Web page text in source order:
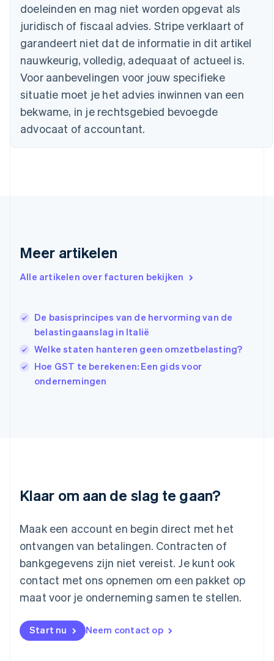
doeleinden en mag niet worden opgevat als
juridisch of fiscaal advies. Stripe verklaart of
garandeert niet dat de informatie in dit artikel
nauwkeurig, volledig, adequaat of actueel is.
Voor aanbevelingen voor jouw specifieke
situatie moet je het advies inwinnen van een
bekwame, in je rechtsgebied bevoegde
advocaat of accountant.
Meer artikelen
Alle artikelen over facturen bekijken
De basisprincipes van de hervorming van de
belastingaanslag in Italië
Welke staten hanteren geen omzetbelasting?
Hoe GST te berekenen: Een gids voor
ondernemingen
Klaar om aan de slag te gaan?
Maak een account en begin direct met het
ontvangen van betalingen. Contracten of
bankgegevens zijn niet vereist. Je kunt ook
contact met ons opnemen om een pakket op
maat voor je onderneming samen te stellen.
Start nu Neem contact op
Brazilië
Bulgarije
English
Canada
EnglishFrançais
Cyprus
English
English
Duitsland
Griekenland
Hongarije
English简体中文
Ierland
India
English
Italië
Litouwen
Luxemburg
Maleisië
English简体中文
Malta
English
Mexico
Nederland
NederlandsEnglish